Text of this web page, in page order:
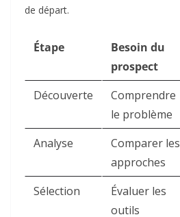
de départ.
Étape
Besoin du
prospect
Découverte
Comprendre
le problème
Analyse
Comparer les
approches
Sélection
Évaluer les
outils